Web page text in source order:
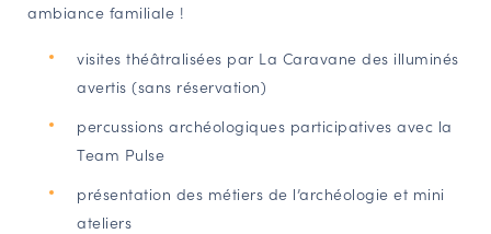
ambiance familiale !
visites théâtralisées par La Caravane des illuminés
avertis (sans réservation)
percussions archéologiques participatives avec la
Team Pulse
présentation des métiers de l’archéologie et mini
ateliers